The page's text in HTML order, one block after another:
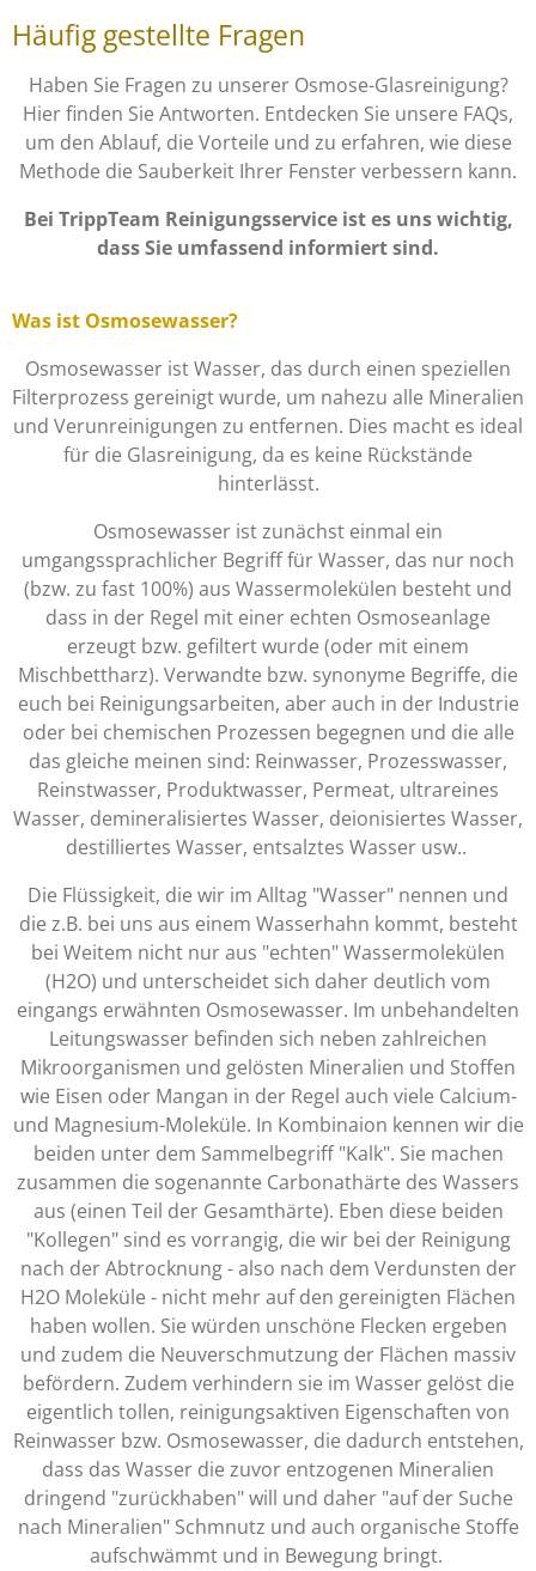
Häufig gestellte Fragen
Haben Sie Fragen zu unserer Osmose-Glasreinigung?
Hier finden Sie Antworten. Entdecken Sie unsere FAQs,
um den Ablauf, die Vorteile und zu erfahren, wie diese
Methode die Sauberkeit Ihrer Fenster verbessern kann.
Bei TrippTeam Reinigungsservice ist es uns wichtig,
dass Sie umfassend informiert sind.
Was ist Osmosewasser?
Osmosewasser ist Wasser, das durch einen speziellen
Filterprozess gereinigt wurde, um nahezu alle Mineralien
und Verunreinigungen zu entfernen. Dies macht es ideal
für die Glasreinigung, da es keine Rückstände
hinterlässt.
Osmosewasser ist zunächst einmal ein
umgangssprachlicher Begriff für Wasser, das nur noch
(bzw. zu fast 100%) aus Wassermolekülen besteht und
dass in der Regel mit einer echten Osmoseanlage
erzeugt bzw. gefiltert wurde (oder mit einem
Mischbettharz). Verwandte bzw. synonyme Begriffe, die
euch bei Reinigungsarbeiten, aber auch in der Industrie
oder bei chemischen Prozessen begegnen und die alle
das gleiche meinen sind: Reinwasser, Prozesswasser,
Reinstwasser, Produktwasser, Permeat, ultrareines
Wasser, demineralisiertes Wasser, deionisiertes Wasser,
destilliertes Wasser, entsalztes Wasser usw..
Die Flüssigkeit, die wir im Alltag "Wasser" nennen und
die z.B. bei uns aus einem Wasserhahn kommt, besteht
bei Weitem nicht nur aus "echten" Wassermolekülen
(H2O) und unterscheidet sich daher deutlich vom
eingangs erwähnten Osmosewasser. Im unbehandelten
Leitungswasser befinden sich neben zahlreichen
Mikroorganismen und gelösten Mineralien und Stoffen
wie Eisen oder Mangan in der Regel auch viele Calcium-
und Magnesium-Moleküle. In Kombinaion kennen wir die
beiden unter dem Sammelbegriff "Kalk". Sie machen
zusammen die sogenannte Carbonathärte des Wassers
aus (einen Teil der Gesamthärte). Eben diese beiden
"Kollegen" sind es vorrangig, die wir bei der Reinigung
nach der Abtrocknung - also nach dem Verdunsten der
H2O Moleküle - nicht mehr auf den gereinigten Flächen
haben wollen. Sie würden unschöne Flecken ergeben
und zudem die Neuverschmutzung der Flächen massiv
befördern. Zudem verhindern sie im Wasser gelöst die
eigentlich tollen, reinigungsaktiven Eigenschaften von
Reinwasser bzw. Osmosewasser, die dadurch entstehen,
dass das Wasser die zuvor entzogenen Mineralien
dringend "zurückhaben" will und daher "auf der Suche
nach Mineralien" Schmnutz und auch organische Stoffe
aufschwämmt und in Bewegung bringt.